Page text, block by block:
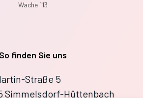
Wache 113
So finden Sie uns
Straße 5
Simmelsdorf-Hüttenbach